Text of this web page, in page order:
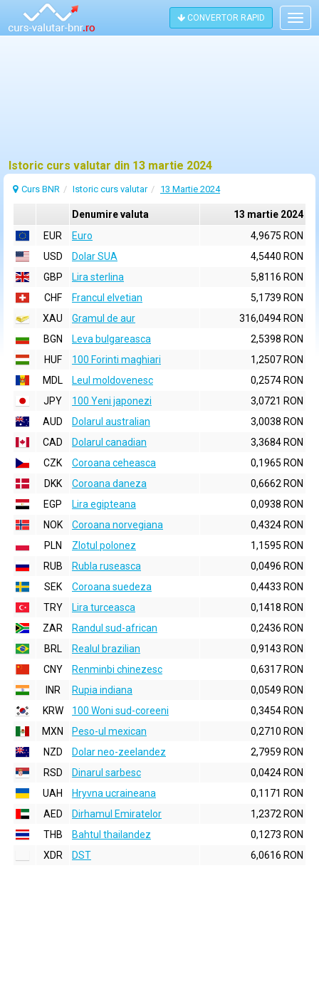
CONVERTOR RAPID
Istoric curs valutar din 13 martie 2024
Curs BNR Istoric curs valutar 13 Martie 2024
Denumire valuta
13 martie 2024
EUR
Euro
4,9675 RON
USD
Dolar SUA
4,5440 RON
GBP
Lira sterlina
5,8116 RON
CHF
Francul elvetian
5,1739 RON
XAU
Gramul de aur
316,0494 RON
BGN
Leva bulgareasca
2,5398 RON
HUF
100 Forinti maghiari
1,2507 RON
MDL
Leul moldovenesc
0,2574 RON
JPY
100 Yeni japonezi
3,0721 RON
AUD
Dolarul australian
3,0038 RON
CAD
Dolarul canadian
3,3684 RON
CZK
Coroana ceheasca
0,1965 RON
DKK
Coroana daneza
0,6662 RON
EGP
Lira egipteana
0,0938 RON
NOK
Coroana norvegiana
0,4324 RON
PLN
Zlotul polonez
1,1595 RON
RUB
Rubla ruseasca
0,0496 RON
SEK
Coroana suedeza
0,4433 RON
TRY
Lira turceasca
0,1418 RON
ZAR
Randul sud-african
0,2436 RON
BRL
Realul brazilian
0,9143 RON
CNY
Renminbi chinezesc
0,6317 RON
INR
Rupia indiana
0,0549 RON
KRW
100 Woni sud-coreeni
0,3454 RON
MXN
Peso-ul mexican
0,2710 RON
NZD
Dolar neo-zeelandez
2,7959 RON
RSD
Dinarul sarbesc
0,0424 RON
UAH
Hryvna ucraineana
0,1171 RON
AED
Dirhamul Emiratelor
1,2372 RON
THB
Bahtul thailandez
0,1273 RON
XDR
DST 6,0616 RON